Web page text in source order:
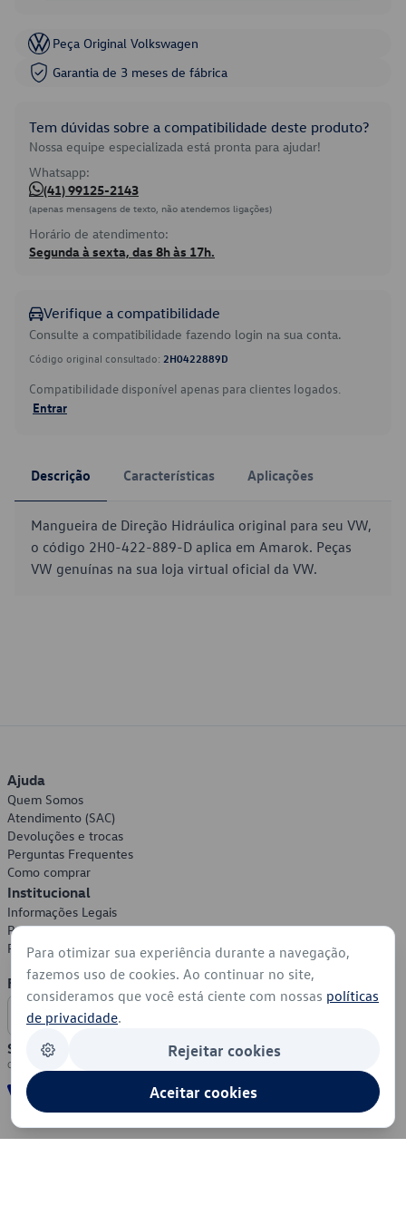
Peça Original Volkswagen
Garantia de 3 meses de fábrica
Tem dúvidas sobre a compatibilidade deste produto?
Nossa equipe especializada está pronta para ajudar!
Whatsapp:
(41) 99125-2143
(apenas mensagens de texto, não atendemos ligações)
Horário de atendimento:
Segunda à sexta, das 8h às 17h.
Verifique a compatibilidade
Consulte a compatibilidade fazendo login na sua conta.
Código original consultado: 2H0422889D
Compatibilidade disponível apenas para clientes logados.
Entrar
Descrição Características Aplicações
Mangueira de Direção Hidráulica original para seu VW,
o código 2H0-422-889-D aplica em Amarok. Peças
VW genuínas na sua loja virtual oficial da VW.
Ajuda
Quem Somos
Atendimento (SAC)
Devoluções e trocas
Perguntas Frequentes
Como comprar
Institucional
Informações Legais
Política de Privacidade
Política de Cookies
Formas de Pagamento
Segurança
Para otimizar sua experiência durante a navegação,
fazemos uso de cookies. Ao continuar no site,
consideramos que você está ciente com nossas políticas
de privacidade.
Rejeitar cookies
Aceitar cookies